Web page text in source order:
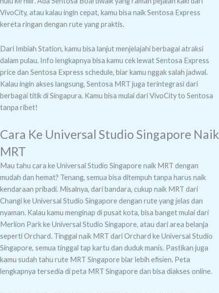
VivoCity, atau kalau ingin cepat, kamu bisa naik Sentosa Express
kereta ringan dengan rute yang praktis.
Dari Imbiah Station, kamu bisa lanjut menjelajahi berbagai atraksi
dalam pulau. Info lengkapnya bisa kamu cek lewat Sentosa Express
price dan Sentosa Express schedule, biar kamu nggak salah jadwal.
Kalau ingin akses langsung, Sentosa MRT juga terintegrasi dari
berbagai titik di Singapura. Kamu bisa mulai dari VivoCity to Sentosa
tanpa ribet!
Cara Ke Universal Studio Singapore Naik
MRT
Mau tahu cara ke Universal Studio Singapore naik MRT dengan
mudah dan hemat? Tenang, semua bisa ditempuh tanpa harus naik
kendaraan pribadi. Misalnya, dari bandara, cukup naik MRT dari
Changi ke Universal Studio Singapore dengan rute yang jelas dan
nyaman. Kalau kamu menginap di pusat kota, bisa banget mulai dari
Merlion Park ke Universal Studio Singapore, atau dari area belanja
seperti Orchard. Tinggal naik MRT dari Orchard ke Universal Studio
Singapore, semua tinggal tap kartu dan duduk manis. Pastikan juga
kamu sudah tahu rute MRT Singapore biar lebih efisien. Peta
lengkapnya tersedia di peta MRT Singapore dan bisa diakses online.